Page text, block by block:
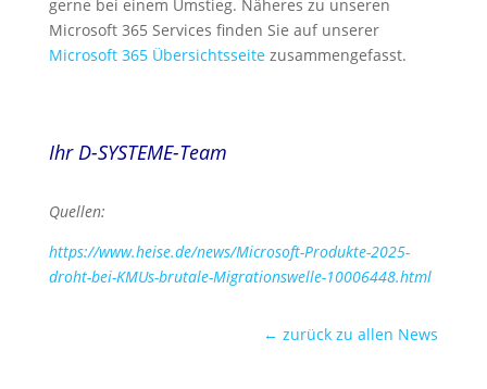
gerne bei einem Umstieg. Näheres zu unseren
Microsoft 365 Services finden Sie auf unserer
Microsoft 365 Übersichtsseitezusammengefasst.
Ihr D-SYSTEME-Team
Quellen:
https://www.heise.de/news/Microsoft-Produkte-2025-
droht-bei-KMUs-brutale-Migrationswelle-10006448.html
← zurück zu allen News